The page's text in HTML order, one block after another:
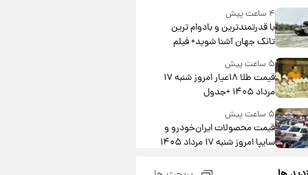
۴ ساعت پیش
با قدرتمندترین و بادوام ترین
تانک جهان آشنا شوید+ فیلم
۵ ساعت پیش
قیمت طلا ۱۸عیار امروز شنبه ۱۷
مرداد ۱۴۰۵ +جدول
۵ ساعت پیش
قیمت محصولات ایران‌خودرو و
سایپا امروز شنبه ۱۷ مرداد ۱۴۰۵